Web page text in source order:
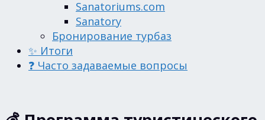
Sanatoriums.com
Sanatory
Бронирование турбаз
✨ Итоги
❓ Часто задаваемые вопросы